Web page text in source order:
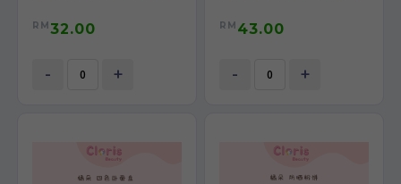
RM32.00
- +
RM 43.00
- +